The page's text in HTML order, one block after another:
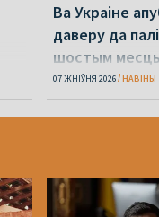
Ва Украіне
даверу да
шостым
07 ЖНІЎНЯ 2026 НАВІНЫ